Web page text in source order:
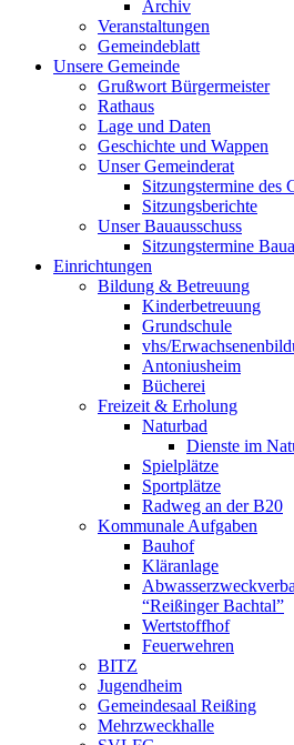
Archiv
Veranstaltungen
Gemeindeblatt
Unsere Gemeinde
Grußwort Bürgermeister
Rathaus
Lage und Daten
Geschichte und Wappen
Unser Gemeinderat
Sitzungstermine des
Sitzungsberichte
Unser Bauausschuss
Sitzungstermine
Einrichtungen
Bildung & Betreuung
Kinderbetreuung
Grundschule
vhs/
Antoniusheim
Bücherei
Freizeit & Erholung
Naturbad
Dienste im
Spielplätze
Sportplätze
Radweg an der B20
Kommunale Aufgaben
Bauhof
Kläranlage
“Reißinger Bachtal”
Wertstoffhof
Feuerwehren
BITZ
Jugendheim
Gemeindesaal Reißing
Mehrzweckhalle